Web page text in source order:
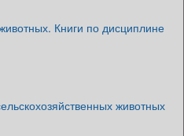
Книги по дисциплине
животных